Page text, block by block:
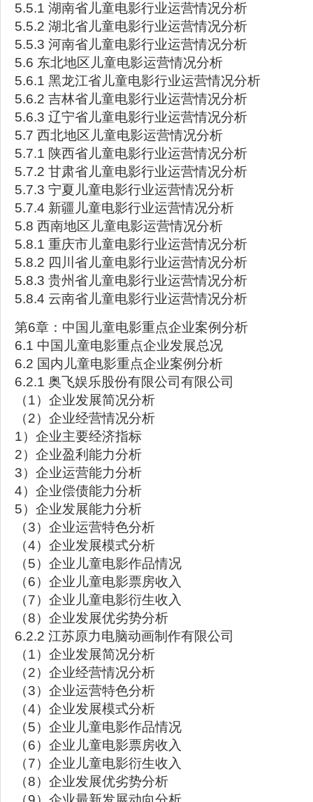
5.5.1 湖南省儿童电影行业运营情况分析
5.5.2 湖北省儿童电影行业运营情况分析
5.5.3 河南省儿童电影行业运营情况分析
5.6 东北地区儿童电影运营情况分析
5.6.1 黑龙江省儿童电影行业运营情况分析
5.6.2 吉林省儿童电影行业运营情况分析
5.6.3 辽宁省儿童电影行业运营情况分析
5.7 西北地区儿童电影运营情况分析
5.7.1 陕西省儿童电影行业运营情况分析
5.7.2 甘肃省儿童电影行业运营情况分析
5.7.3 宁夏儿童电影行业运营情况分析
5.7.4 新疆儿童电影行业运营情况分析
5.8 西南地区儿童电影运营情况分析
5.8.1 重庆市儿童电影行业运营情况分析
5.8.2 四川省儿童电影行业运营情况分析
5.8.3 贵州省儿童电影行业运营情况分析
5.8.4 云南省儿童电影行业运营情况分析
第6章：中国儿童电影重点企业案例分析
6.1 中国儿童电影重点企业发展总况
6.2 国内儿童电影重点企业案例分析
6.2.1 奥飞娱乐股份有限公司有限公司
（1）企业发展简况分析
（2）企业经营情况分析
1）企业主要经济指标
2）企业盈利能力分析
3）企业运营能力分析
4）企业偿债能力分析
5）企业发展能力分析
（3）企业运营特色分析
（4）企业发展模式分析
（5）企业儿童电影作品情况
（6）企业儿童电影票房收入
（7）企业儿童电影衍生收入
（8）企业发展优劣势分析
6.2.2 江苏原力电脑动画制作有限公司
（1）企业发展简况分析
（2）企业经营情况分析
（3）企业运营特色分析
（4）企业发展模式分析
（5）企业儿童电影作品情况
（6）企业儿童电影票房收入
（7）企业儿童电影衍生收入
（8）企业发展优劣势分析